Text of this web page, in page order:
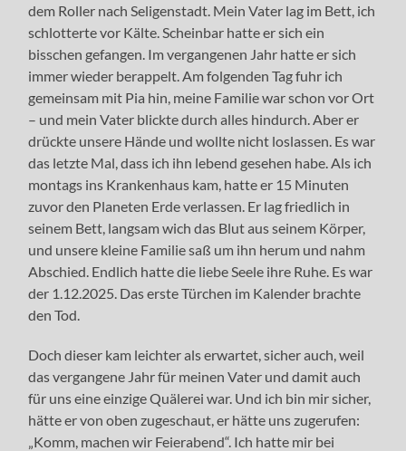
dem Roller nach Seligenstadt. Mein Vater lag im Bett, ich
schlotterte vor Kälte. Scheinbar hatte er sich ein
bisschen gefangen. Im vergangenen Jahr hatte er sich
immer wieder berappelt. Am folgenden Tag fuhr ich
gemeinsam mit Pia hin, meine Familie war schon vor Ort
– und mein Vater blickte durch alles hindurch. Aber er
drückte unsere Hände und wollte nicht loslassen. Es war
das letzte Mal, dass ich ihn lebend gesehen habe. Als ich
montags ins Krankenhaus kam, hatte er 15 Minuten
zuvor den Planeten Erde verlassen. Er lag friedlich in
seinem Bett, langsam wich das Blut aus seinem Körper,
und unsere kleine Familie saß um ihn herum und nahm
Abschied. Endlich hatte die liebe Seele ihre Ruhe. Es war
der 1.12.2025. Das erste Türchen im Kalender brachte
den Tod.
Doch dieser kam leichter als erwartet, sicher auch, weil
das vergangene Jahr für meinen Vater und damit auch
für uns eine einzige Quälerei war. Und ich bin mir sicher,
hätte er von oben zugeschaut, er hätte uns zugerufen:
„Komm, machen wir Feierabend“. Ich hatte mir bei